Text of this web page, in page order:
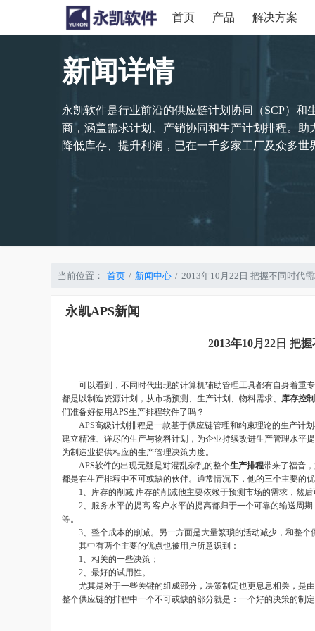
首页 产品 解决方案
新闻详情
永凯软件是行业前沿的供应链计划协同（SCP）
商，涵盖需求计划、产销协同和生产计划排程。
降低库存、提升利润，已在一千多家工厂及众多世
当前位置： 首页 新闻中心 2013年10月22日 把握不同时代
永凯APS新闻
2013年10月22日 把
可以看到，不同时代出现的计算机辅助管理工具都有自身着重专
都是以制造资源计划，从市场预测、生产计划、物料需求、 库存控制
们准备好使用APS生产排程软件了吗？
APS高级计划排程是一款基于供应链管理和约束理论的生产计划
建立精准、详尽的生产与物料计划，为企业持续改进生产管理水平
为制造业提供相应的生产管理决策力度。
APS软件的出现无疑是对混乱杂乱的整个生产排程带来了福音
都是在生产排程中不可或缺的伙伴。通常情况下，他的三个主要的
1、库存的削减 库存的削减他主要依赖于预测市场的需求，然后
2、服务水平的提高 客户水平的提高都归于一个可靠的输送周期
等。
3、整个成本的削减。另一方面是大量繁琐的活动减少，和整个
其中有两个主要的优点也被用户所意识到：
1、相关的一些决策；
2、最好的试用性。
尤其是对于一些关键的组成部分，决策制定也更息息相关，是
整个供应链的排程中一个不可或缺的部分就是：一个好的决策的制